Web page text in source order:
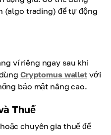
(algo trading) để tự động
ví riêng ngay sau khi
Cryptomus wallet với
bảo mật nâng cao.
Thuế
chuyên gia thuế để